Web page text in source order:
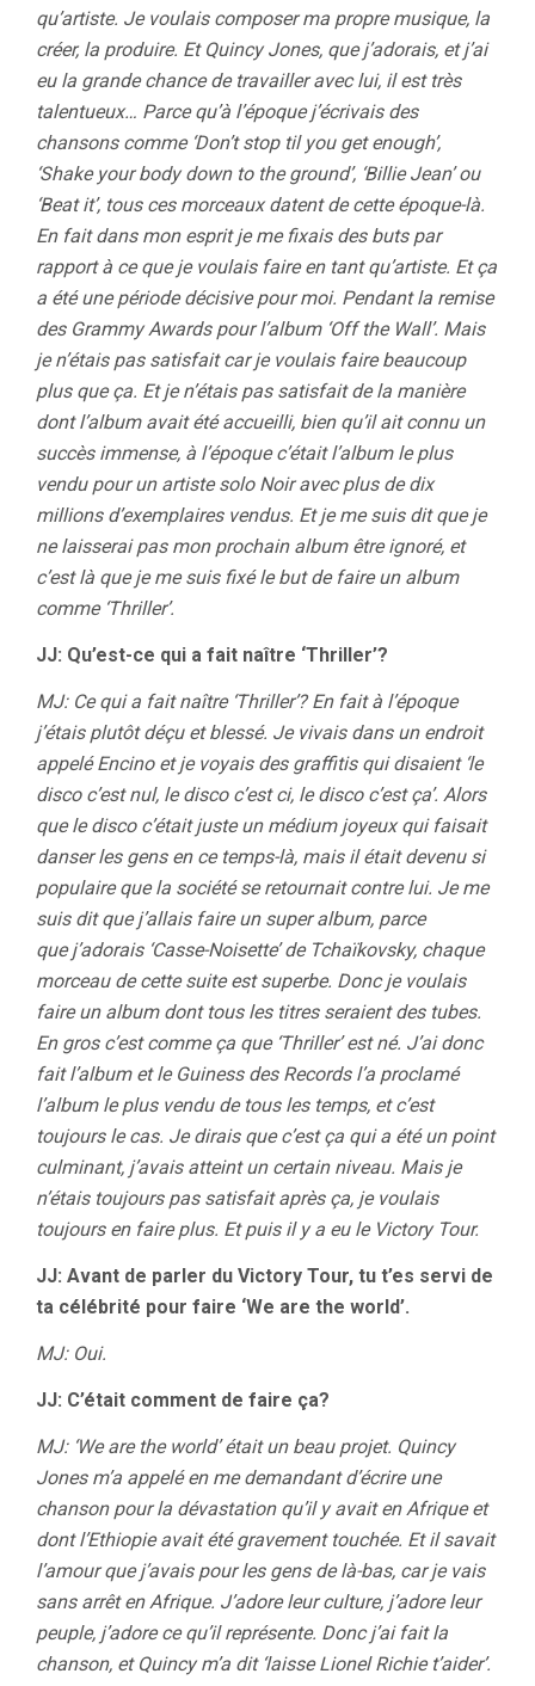
qu’artiste. Je voulais composer ma propre musique, la
créer, la produire. Et Quincy Jones, que j’adorais, et j’ai
eu la grande chance de travailler avec lui, il est très
talentueux… Parce qu’à l’époque j’écrivais des
chansons comme ‘Don’t stop til you get enough’,
‘Shake your body down to the ground’, ‘Billie Jean’ ou
‘Beat it’, tous ces morceaux datent de cette époque-là.
En fait dans mon esprit je me fixais des buts par
rapport à ce que je voulais faire en tant qu’artiste. Et ça
a été une période décisive pour moi. Pendant la remise
des Grammy Awards pour l’album ‘Off the Wall’. Mais
je n’étais pas satisfait car je voulais faire beaucoup
plus que ça. Et je n’étais pas satisfait de la manière
dont l’album avait été accueilli, bien qu’il ait connu un
succès immense, à l’époque c’était l’album le plus
vendu pour un artiste solo Noir avec plus de dix
millions d’exemplaires vendus. Et je me suis dit que je
ne laisserai pas mon prochain album être ignoré, et
c’est là que je me suis fixé le but de faire un album
comme ‘Thriller’.
JJ: Qu’est-ce qui a fait naître ‘Thriller’?
MJ: Ce qui a fait naître ‘Thriller’? En fait à l’époque
j’étais plutôt déçu et blessé. Je vivais dans un endroit
appelé Encino et je voyais des graffitis qui disaient ‘le
disco c’est nul, le disco c’est ci, le disco c’est ça’. Alors
que le disco c’était juste un médium joyeux qui faisait
danser les gens en ce temps-là, mais il était devenu si
populaire que la société se retournait contre lui. Je me
suis dit que j’allais faire un super album, parce
que j’adorais ‘Casse-Noisette’ de Tchaïkovsky, chaque
morceau de cette suite est superbe. Donc je voulais
faire un album dont tous les titres seraient des tubes.
En gros c’est comme ça que ‘Thriller’ est né. J’ai donc
fait l’album et le Guiness des Records l’a proclamé
l’album le plus vendu de tous les temps, et c’est
toujours le cas. Je dirais que c’est ça qui a été un point
culminant, j’avais atteint un certain niveau. Mais je
n’étais toujours pas satisfait après ça, je voulais
toujours en faire plus. Et puis il y a eu le Victory Tour.
JJ: Avant de parler du Victory Tour, tu t’es servi de
ta célébrité pour faire ‘We are the world’.
MJ: Oui.
JJ: C’était comment de faire ça?
MJ: ‘We are the world’ était un beau projet. Quincy
Jones m’a appelé en me demandant d’écrire une
chanson pour la dévastation qu’il y avait en Afrique et
dont l’Ethiopie avait été gravement touchée. Et il savait
l’amour que j’avais pour les gens de là-bas, car je vais
sans arrêt en Afrique. J’adore leur culture, j’adore leur
peuple, j’adore ce qu’il représente. Donc j’ai fait la
chanson, et Quincy m’a dit ‘laisse Lionel Richie t’aider’.